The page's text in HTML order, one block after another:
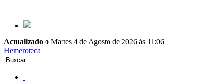
Actualizado o Martes 4 de Agosto de 2026 ás 11:06
Hemeroteca